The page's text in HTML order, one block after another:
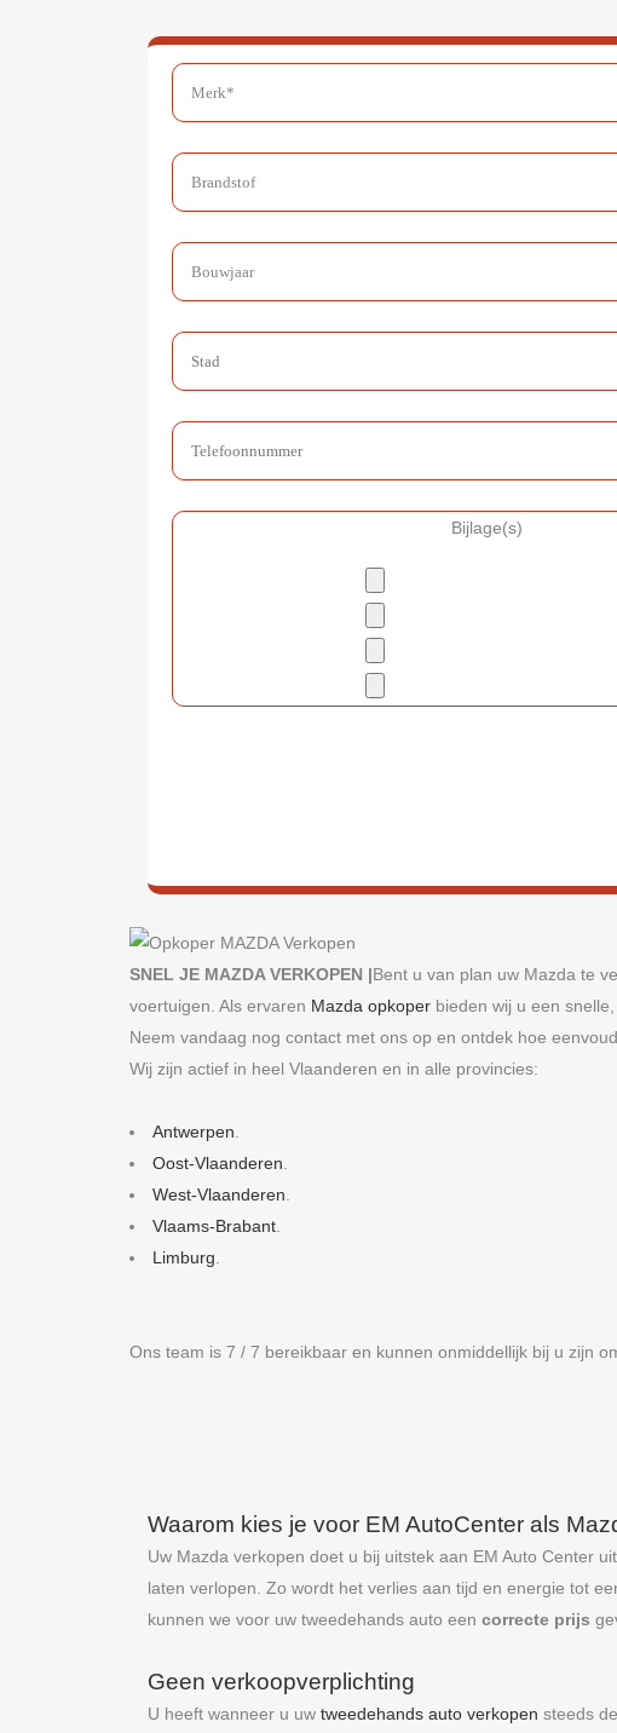
Bijlage(s)
SNEL JE MAZDA VERKOPEN |Bent u van plan uw Mazda te
voertuigen. Als ervaren Mazda opkoper bieden wij u een
Neem vandaag nog contact met ons op en ontdek hoe
Wij zijn actief in heel Vlaanderen en in alle provincies:
Antwerpen
Oost-Vlaanderen
West-Vlaanderen
Vlaams-Brabant
Limburg
Ons team is 7 / 7 bereikbaar en kunnen onmiddellijk bij u zijn
Waarom kies je voor EM AutoCenter als
Uw Mazda verkopen doet u bij uitstek aan EM Auto Center
laten verlopen. Zo wordt het verlies aan tijd en energie tot
kunnen we voor uw tweedehands auto een correcte prijs
Geen verkoopverplichting
U heeft wanneer u uw tweedehands auto verkopen steeds